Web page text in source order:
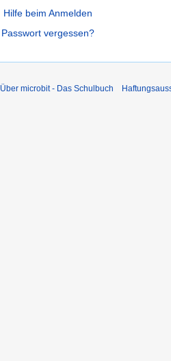
Hilfe beim Anmelden
Passwort vergessen?
Über microbit - Das Schulbuch